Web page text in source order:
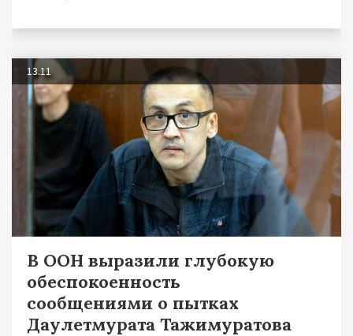
13.11
В ООН выразили глубокую
обеспокоенность
сообщениями о пытках
Даулетмурата Тажимуратова